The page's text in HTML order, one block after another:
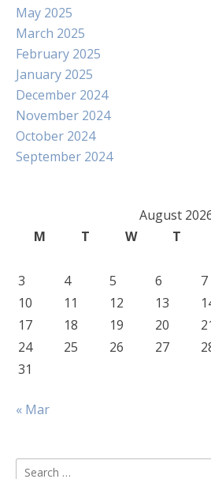
May 2025
March 2025
February 2025
January 2025
December 2024
November 2024
October 2024
September 2024
August
M
T W T
3
4 5 6 7
10
11 12 13
17
18 19 20
24
25 26 27
31
« Mar
Search